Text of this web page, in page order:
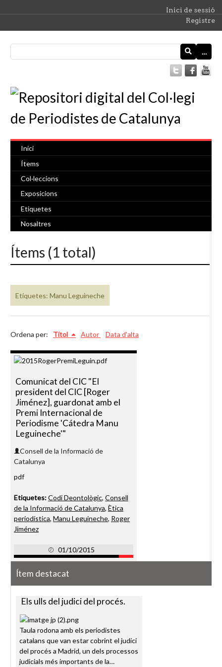
Inici de sessió
Registre
…
Inici
Ítems
Col·leccions
Exposicions
Etiquetes
Nosaltres
Ítems (1 total)
Etiquetes: Manu Leguineche
Ordena per: Títol Autor Data d'alta
Comunicat del CIC "El
president del CIC [Roger
Jiménez], guardonat amb el
Premi Internacional de
Periodisme 'Cátedra Manu
Leguineche'"
Consell de la Informació de
Catalunya
pdf
Etiquetes:Codi Deontològic, Consell
de la Informació de Catalunya, Ètica
periodística, Manu Leguineche, Roger
Jiménez
01/10/2015
Ítem destacat
Els ulls del judici del procés.
Taula rodona amb els periodistes
catalans que van estar cobrint el judici
del procés a Madrid, un dels processos
judicials més importants de la…